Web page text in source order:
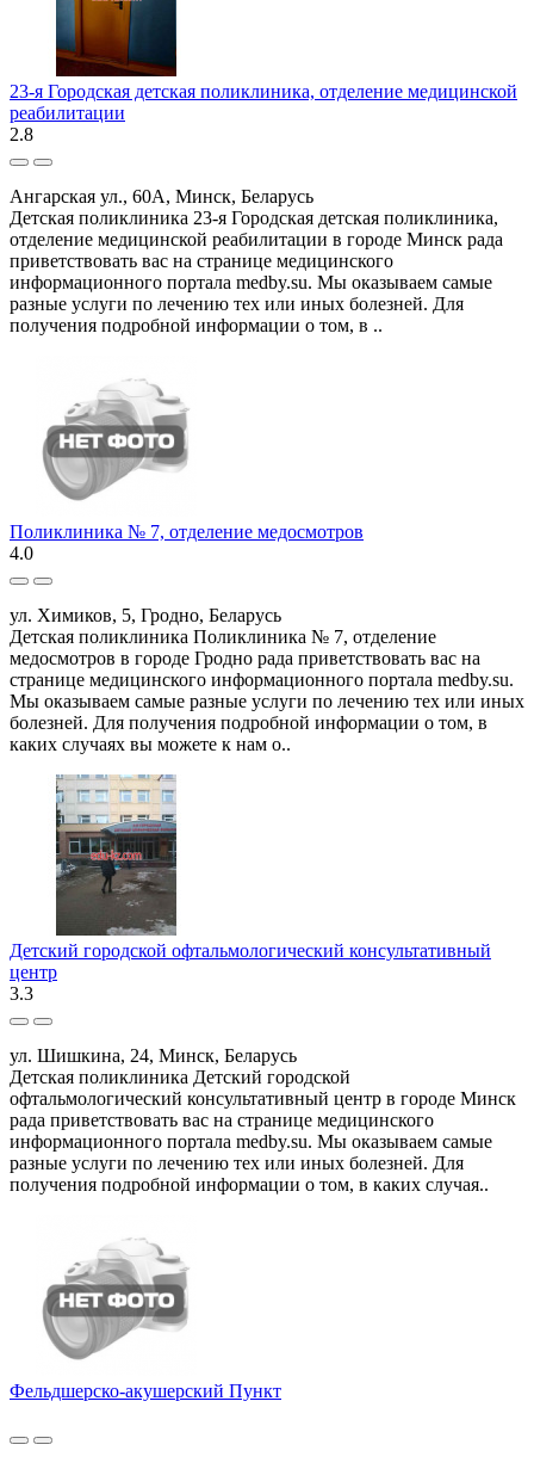
23-я Городская детская поликлиника, отделение медицинской
реабилитации
2.8
Ангарская ул., 60А, Минск, Беларусь
Детская поликлиника 23-я Городская детская поликлиника,
отделение медицинской реабилитации в городе Минск рада
приветствовать вас на странице медицинского
информационного портала medby.su. Мы оказываем самые
разные услуги по лечению тех или иных болезней. Для
получения подробной информации о том, в ..
Поликлиника № 7, отделение медосмотров
4.0
ул. Химиков, 5, Гродно, Беларусь
Детская поликлиника Поликлиника № 7, отделение
медосмотров в городе Гродно рада приветствовать вас на
странице медицинского информационного портала medby.su.
Мы оказываем самые разные услуги по лечению тех или иных
болезней. Для получения подробной информации о том, в
каких случаях вы можете к нам о..
Детский городской офтальмологический консультативный
центр
3.3
ул. Шишкина, 24, Минск, Беларусь
Детская поликлиника Детский городской
офтальмологический консультативный центр в городе Минск
рада приветствовать вас на странице медицинского
информационного портала medby.su. Мы оказываем самые
разные услуги по лечению тех или иных болезней. Для
получения подробной информации о том, в каких случая..
Фельдшерско-акушерский Пункт